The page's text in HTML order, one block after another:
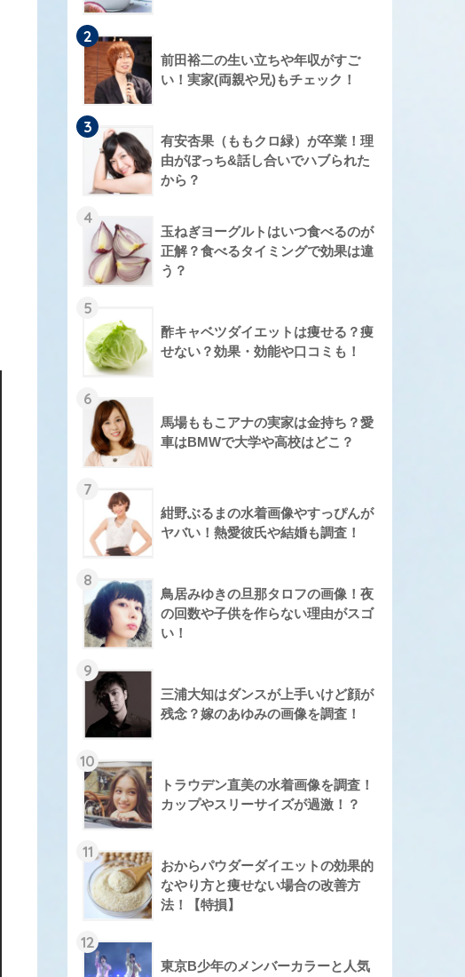
2
前田裕二の生い立ちや年収がすご
い！実家(両親や兄)もチェック！
3
有安杏果（ももクロ緑）が卒業！理
由がぼっち&話し合いでハブられた
から？
4
玉ねぎヨーグルトはいつ食べるのが
正解？食べるタイミングで効果は違
う？
5
酢キャベツダイエットは痩せる？痩
せない？効果・効能や口コミも！
6
馬場ももこアナの実家は金持ち？愛
車はBMWで大学や高校はどこ？
7
紺野ぶるまの水着画像やすっぴんが
ヤバい！熱愛彼氏や結婚も調査！
8
鳥居みゆきの旦那タロフの画像！夜
の回数や子供を作らない理由がスゴ
い！
9
三浦大知はダンスが上手いけど顔が
残念？嫁のあゆみの画像を調査！
10
トラウデン直美の水着画像を調査！
カップやスリーサイズが過激！？
11
おからパウダーダイエットの効果的
なやり方と痩せない場合の改善方
法！【特損】
12
東京B少年のメンバーカラーと人気